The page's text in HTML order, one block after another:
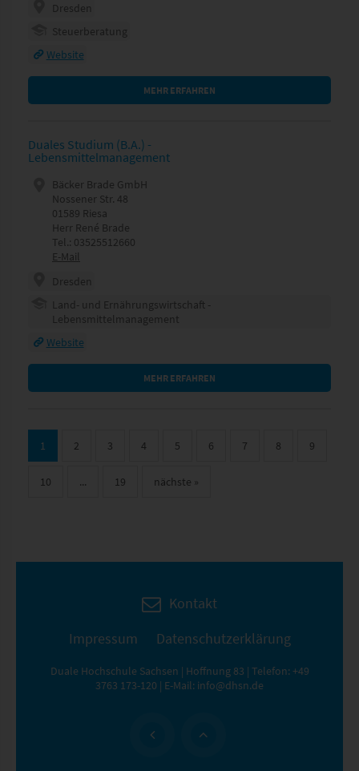
Dresden
Steuerberatung
Website
MEHR ERFAHREN
Duales Studium (B.A.) -
Lebensmittelmanagement
Bäcker Brade GmbH
Nossener Str. 48
01589 Riesa
Herr René Brade
Tel.: 03525512660
E-Mail
Dresden
Land- und Ernährungswirtschaft -
Lebensmittelmanagement
Website
MEHR ERFAHREN
1 2 3 4 5 6 7 8 9
10 ... 19 nächste »
Kontakt
Impressum
Datenschutzerklärung
Duale Hochschule Sachsen | Hoffnung 83 | Telefon: +49
3763 173-120 | E-Mail: info@dhsn.de